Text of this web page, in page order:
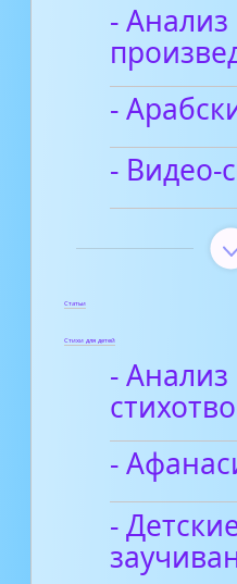
- Анализ
-
- Видео-
Статьи
Стихи для детей
- Анализ
-
-